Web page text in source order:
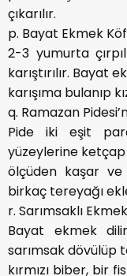
çıkarılır.
p. Bayat Ekmek
2-3 yumurta
karıştırılır. Bayat
karışıma bulanıp
q. Ramazan
Pide iki eşit
yüzeylerine ketçap
ölçüden kaşar
birkaç tereyağı
r. Sarımsaklı
Bayat ekmek
sarımsak dövülüp
kırmızı biber, bir